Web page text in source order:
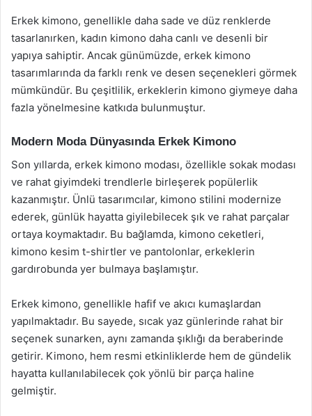
Erkek kimono, genellikle daha sade ve düz renklerde
tasarlanırken, kadın kimono daha canlı ve desenli bir
yapıya sahiptir. Ancak günümüzde, erkek kimono
tasarımlarında da farklı renk ve desen seçenekleri görmek
mümkündür. Bu çeşitlilik, erkeklerin kimono giymeye daha
fazla yönelmesine katkıda bulunmuştur.
Modern Moda Dünyasında Erkek Kimono
Son yıllarda, erkek kimono modası, özellikle sokak modası
ve rahat giyimdeki trendlerle birleşerek popülerlik
kazanmıştır. Ünlü tasarımcılar, kimono stilini modernize
ederek, günlük hayatta giyilebilecek şık ve rahat parçalar
ortaya koymaktadır. Bu bağlamda, kimono ceketleri,
kimono kesim t-shirtler ve pantolonlar, erkeklerin
gardırobunda yer bulmaya başlamıştır.
Erkek kimono, genellikle hafif ve akıcı kumaşlardan
yapılmaktadır. Bu sayede, sıcak yaz günlerinde rahat bir
seçenek sunarken, aynı zamanda şıklığı da beraberinde
getirir. Kimono, hem resmi etkinliklerde hem de gündelik
hayatta kullanılabilecek çok yönlü bir parça haline
gelmiştir.